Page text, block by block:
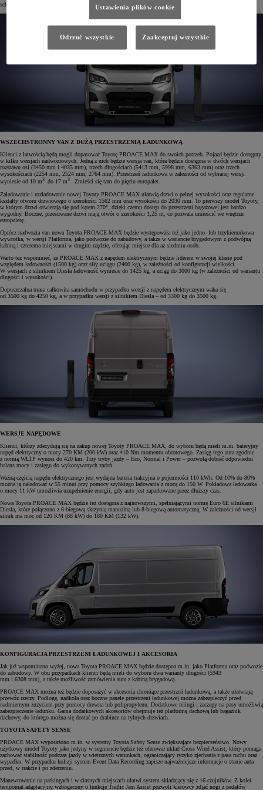
schowków, a nowoczesny wygląd uzupełniają stylowe, chromowane wykończenia.
WSZECHSTRONNY VAN Z DUŻĄ PRZESTRZENIĄ ŁADUNKOWĄ
Klienci z łatwością będą mogli dopasować Toyotę PROACE MAX do swoich potrzeb. Pojazd będzie dostępny
w kilku wersjach nadwoziowych. Jedną z nich będzie wersja van, która będzie dostępna w dwóch wersjach
rozstawu osi (3450 mm i 4035 mm), trzech długościach (5413 mm, 5998 mm, 6363 mm) oraz trzech
wysokościach (2254 mm, 2524 mm, 2764 mm). Przestrzeń ładunkowa w zależności od wybranej wersji
wyniesie od 10 m3 do 17 m3 . Zmieści się tam do pięciu europalet.
Załadowanie i rozładowanie nowej Toyoty PROACE MAX ułatwią drzwi o pełnej wysokości oraz regularne
kształty otworu drzwiowego o szerokości 1562 mm oraz wysokości do 2030 mm. To pierwszy model Toyoty,
w którym drzwi otwierają się pod kątem 270°, dzięki czemu dostęp do przestrzeni bagażowej jest bardzo
wygodny. Boczne, przesuwane drzwi mają otwór o szerokości 1,25 m, co pozwala umieścić we wnętrzu
europaletę.
Oprócz nadwozia van nowa Toyota PROACE MAX będzie występowała też jako jedno- lub trzykierunkowa
wywrotka, w wersji Platforma, jako podwozie do zabudowy, a także w wariancie brygadowym z podwójną
kabiną i czterema miejscami w drugim rzędzie, oferując miejsce dla aż siedmiu osób.
Warto też wspomnieć, że PROACE MAX z napędem elektrycznym będzie liderem w swojej klasie pod
względem ładowności (1500 kg) oraz siły uciągu (2400 kg), w zależności od konfiguracji wielkości.
W wersjach z silnikiem Diesla ładowność wyniesie do 1425 kg, a uciąg do 3000 kg (w zależności od wariantu
długości i wysokości).
Dopuszczalna masa całkowita samochodu w przypadku wersji z napędem elektrycznym waha się
od 3500 kg do 4250 kg, a w przypadku wersji z silnikiem Diesla – od 3300 kg do 3500 kg.
WERSJE NAPĘDOWE
Klienci, którzy zdecydują się na zakup nowej Toyoty PROACE MAX, do wyboru będą mieli m.in. bateryjny
napęd elektryczny o mocy 270 KM (200 kW) oraz 410 Nm momentu obrotowego. Zasięg tego auta zgodnie
z normą WLTP wynosi do 420 km. Trzy tryby jazdy – Eco, Normal i Power – pozwolą dobrać odpowiedni
balans mocy i zasięgu do wykonywanych zadań.
Ważną częścią napędu elektrycznego jest wydajna bateria trakcyjna o pojemności 110 kWh. Od 10% do 80%
można ją naładować w 55 minut przy pomocy szybkiego ładowania z mocą do 150 W. Pokładowa ładowarka
o mocy 11 kW umożliwia uzupełnienie energii, gdy auto jest zaparkowane przez dłuższy czas.
Nowa Toyota PROACE MAX będzie też dostępna z najnowszymi, spełniającymi normę Euro 6E silnikami
Diesla, które połączono z 6-biegową skrzynią manualną lub 8-biegową automatyczną. W zależności od wersji
silnik ma moc od 120 KM (88 kW) do 180 KM (132 kW).
KONFIGURACJA PRZESTRZENI ŁADUNKOWEJ I AKCESORIA
Jak już wspominano wyżej, nowa Toyota PROACE MAX będzie dostępna m.in. jako Platforma oraz podwozie
do zabudowy. W obu przypadkach klienci będą mieli do wyboru dwa warianty długości (5943
mm i 6308 mm), a także możliwość zamówienia auta z kabiną brygadową.
PROACE MAX można też będzie doposażyć w akcesoria chroniące przestrzeń ładunkową, a także ułatwiają
przewóz rzeczy. Podłogę, nadkola oraz boczne panele przestrzeni ładunkowej można zabezpieczyć przed
nadmiernym zużyciem przy pomocy drewna lub polipropylenu. Dodatkowe relingi i zaczepy na pasy umożliwią
zabezpieczenie ładunku. Gama dodatkowych akcesoriów obejmuje też platformę dachową lub bagażnik
dachowy, do którego można się dostać po drabince na tylnych drzwiach.
TOYOTA SAFETY SENSE
PROACE MAX wyposażono m.in. w systemy Toyota Safety Sense zwiększające bezpieczeństwo. Nowy
użytkowy model Toyoty jako jedyny w segmencie będzie też oferował układ Cross Wind Assist, który pomaga
zachować stabilność podczas jazdy w wietrznych warunkach, ograniczający ryzyko zjechania z pasa ruchu oraz
wypadku. W przypadku kolizji system Event Data Recording zapisze najważniejsze informacje o stanie auta
przed, w trakcie i po zderzeniu.
Manewrowanie na parkingach i w ciasnych miejscach ułatwi system składający się z 16 czujników. Z kolei
tempomat adaptacyjny wzbogacony o funkcję Traffic Jam Assist pozwoli kierowcy zdjąć nogi z pedałów
Ustawienia plików cookie
Odrzuć wszystkie Zaakceptuj wszystkie